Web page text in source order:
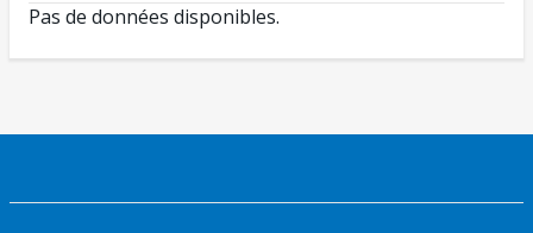
Pas de données disponibles.